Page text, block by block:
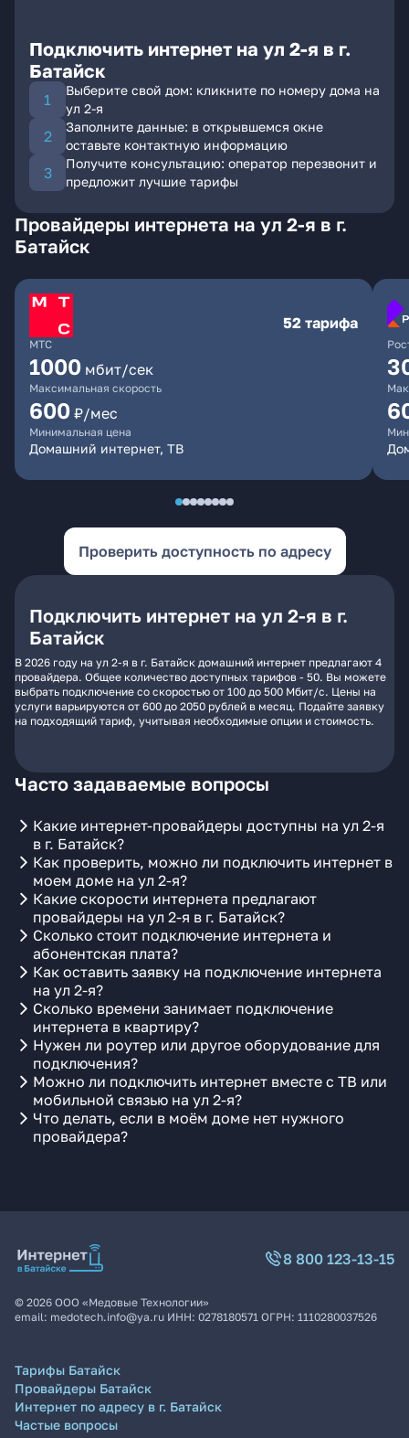
Подключить интернет на ул 2-я в г.
Батайск
Выберите свой дом: кликните по номеру дома на
ул 2-я
Заполните данные: в открывшемся окне
оставьте контактную информацию
Получите консультацию: оператор перезвонит и
предложит лучшие тарифы
Провайдеры интернета на ул 2-я в г.
Батайск
МТС
52 тарифа
1000 мбит/сек
Максимальная скорость
600 ₽/мес
Минимальная цена
Домашний интернет, ТВ
Проверить доступность по адресу
Подключить интернет на ул 2-я в г.
Батайск
В 2026 году на ул 2-я в г. Батайск домашний интернет предлагают 4
провайдера. Общее количество доступных тарифов - 50. Вы можете
выбрать подключение со скоростью от 100 до 500 Мбит/с. Цены на
услуги варьируются от 600 до 2050 рублей в месяц. Подайте заявку
на подходящий тариф, учитывая необходимые опции и стоимость.
Часто задаваемые вопросы
Какие интернет-провайдеры доступны на ул 2-я
в г. Батайск?
Как проверить, можно ли подключить интернет в
моем доме на ул 2-я?
Какие скорости интернета предлагают
провайдеры на ул 2-я в г. Батайск?
Сколько стоит подключение интернета и
абонентская плата?
Как оставить заявку на подключение интернета
на ул 2-я?
Сколько времени занимает подключение
интернета в квартиру?
Нужен ли роутер или другое оборудование для
подключения?
Можно ли подключить интернет вместе с ТВ или
мобильной связью на ул 2-я?
Что делать, если в моём доме нет нужного
провайдера?
8 800 123-13-15
© 2026 ООО «Медовые Технологии»
email: medotech.info@ya.ru ИНН: 0278180571 ОГРН: 1110280037526
Тарифы Батайск
Провайдеры Батайск
Интернет по адресу в г. Батайск
Частые вопросы